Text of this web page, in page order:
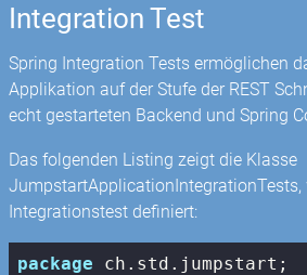
Integration Test
Spring Integration Tests ermöglichen
Applikation auf der Stufe der REST
echt gestarteten Backend und Spring
Das folgenden Listing zeigt die Klasse
JumpstartApplicationIntegrationTests,
Integrationstest definiert:
package ch.std.jumpstart;